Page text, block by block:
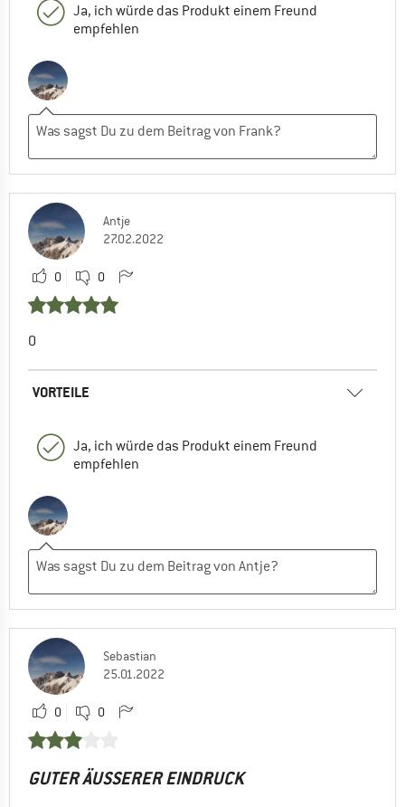
Ja, ich würde das Produkt einem Freund
empfehlen
Antje
27.02.2022
0 0
O
VORTEILE
Ja, ich würde das Produkt einem Freund
empfehlen
Sebastian
25.01.2022
0 0
GUTER ÄUSSERER EINDRUCK